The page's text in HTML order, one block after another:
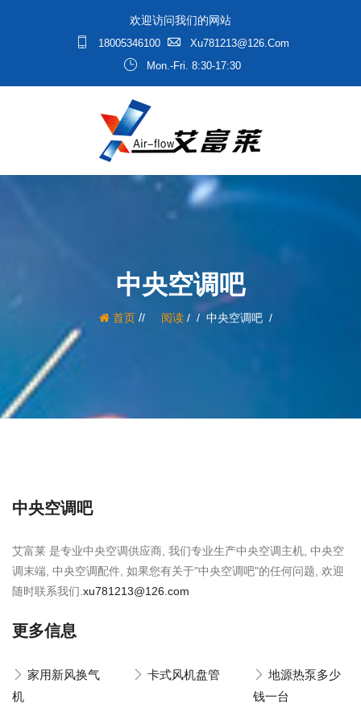
欢迎访问我们的网站
18005346100
Xu781213@126.com
Mon.-Fri. 8:30-17:30
中央空调吧
首页/ 阅读/ 中央空调吧
中央空调吧
艾富莱 是专业中央空调供应商, 我们专业生产中央空调主机, 中央空
调末端, 中央空调配件, 如果您有关于"中央空调吧"的任何问题, 欢迎
随时联系我们. xu781213@126.com
更多信息
家用新风换气
机
卡式风机盘管
地源热泵多少
钱一台